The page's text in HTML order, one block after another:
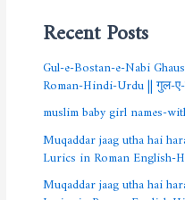
Recent Posts
Gul-e-Bostan-e-Nabi
Roman-Hindi-Urdu || गुल-
muslim baby girl names-
Muqaddar jaag utha hai
Lurics in Roman
Muqaddar jaag utha hai